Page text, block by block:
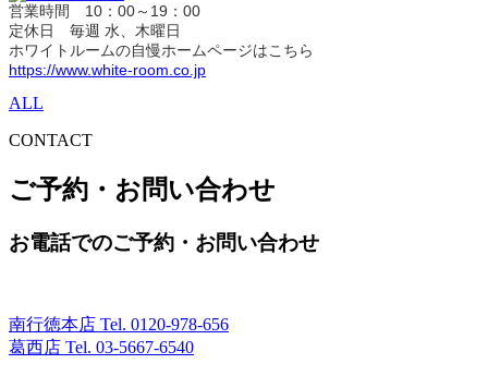
営業時間 10：00～19：00
定休日 毎週 水、木曜日
ホワイトルームの自慢ホームページはこちら
https://www.white-room.co.jp
ALL
CONTACT
ご予約・お問い合わせ
お電話でのご予約・お問い合わせ
南行徳本店 Tel. 0120-978-656
葛西店 Tel. 03-5667-6540